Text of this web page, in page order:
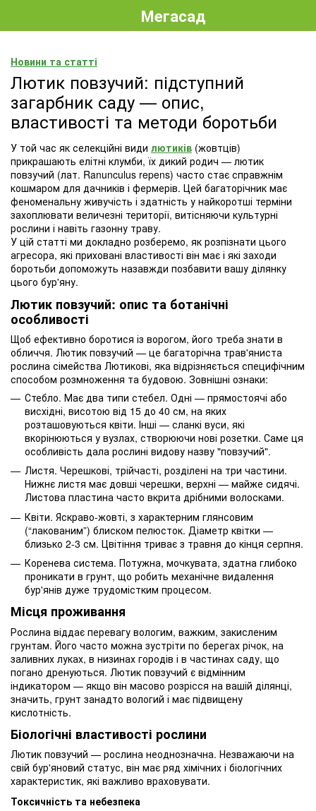
Мегасад
Новини та статті
Лютик повзучий: підступний
загарбник саду — опис,
властивості та методи боротьби
У той час як селекційні види лютиків (жовтців)
прикрашають елітні клумби, їх дикий родич — лютик
повзучий (лат. Ranunculus repens) часто стає справжнім
кошмаром для дачників і фермерів. Цей багаторічник має
феноменальну живучість і здатність у найкоротші терміни
захоплювати величезні території, витісняючи культурні
рослини і навіть газонну траву.
У цій статті ми докладно розберемо, як розпізнати цього
агресора, які приховані властивості він має і які заходи
боротьби допоможуть назавжди позбавити вашу ділянку
цього бур'яну.
Лютик повзучий: опис та ботанічні
особливості
Щоб ефективно боротися із ворогом, його треба знати в
обличчя. Лютик повзучий — це багаторічна трав'яниста
рослина сімейства Лютикові, яка відрізняється специфічним
способом розмноження та будовою. Зовнішні ознаки:
Стебло. Має два типи стебел. Одні — прямостоячі або
висхідні, висотою від 15 до 40 см, на яких
розташовуються квіти. Інші — сланкі вуси, які
вкорінюються у вузлах, створюючи нові розетки. Саме ця
особливість дала рослині видову назву "повзучий".
Листя. Черешкові, трійчасті, розділені на три частини.
Нижнє листя має довші черешки, верхні — майже сидячі.
Листова пластина часто вкрита дрібними волосками.
Квіти. Яскраво-жовті, з характерним глянсовим
(“лакованим”) блиском пелюсток. Діаметр квітки —
близько 2-3 см. Цвітіння триває з травня до кінця серпня.
Коренева система. Потужна, мочкувата, здатна глибоко
проникати в грунт, що робить механічне видалення
бур'янів дуже трудомістким процесом.
Місця проживання
Рослина віддає перевагу вологим, важким, закисленим
грунтам. Його часто можна зустріти по берегах річок, на
заливних луках, в низинах городів і в частинах саду, що
погано дренуються. Лютик повзучий є відмінним
індикатором — якщо він масово розрісся на вашій ділянці,
значить, грунт занадто вологий і має підвищену
кислотність.
Біологічні властивості рослини
Лютик повзучий — рослина неоднозначна. Незважаючи на
свій бур'яновий статус, він має ряд хімічних і біологічних
характеристик, які важливо враховувати.
Токсичність та небезпека